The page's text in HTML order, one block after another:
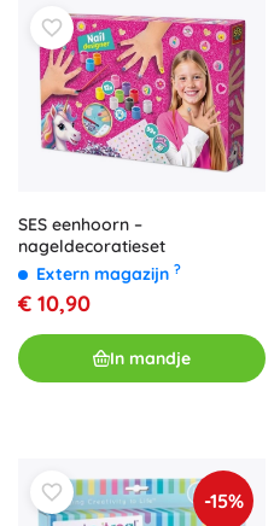
SES eenhoorn –
nageldecoratieset
Extern magazijn ?
€ 10,90
In mandje
-15%